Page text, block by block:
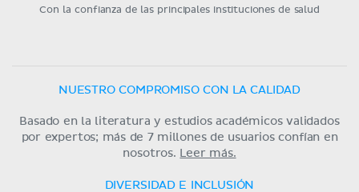
Con la confianza de las principales instituciones de salud
NUESTRO COMPROMISO CON LA CALIDAD
Basado en la literatura y estudios académicos validados
por expertos; más de 7 millones de usuarios confían en
nosotros.
Leer más.
DIVERSIDAD E INCLUSIÓN